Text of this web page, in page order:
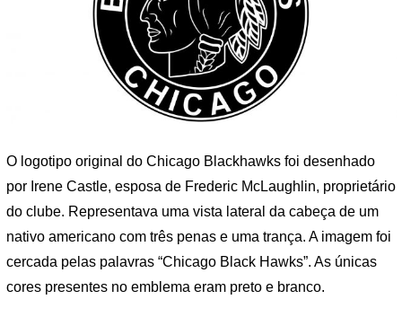
O logotipo original do Chicago Blackhawks foi desenhado
por Irene Castle, esposa de Frederic McLaughlin, proprietário
do clube. Representava uma vista lateral da cabeça de um
nativo americano com três penas e uma trança. A imagem foi
cercada pelas palavras “Chicago Black Hawks”. As únicas
cores presentes no emblema eram preto e branco.